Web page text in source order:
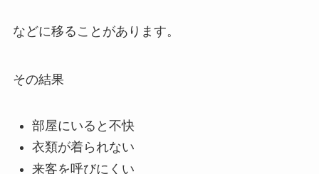
などに移ることがあります。
その結果
部屋にいると不快
衣類が着られない
来客を呼びにくい